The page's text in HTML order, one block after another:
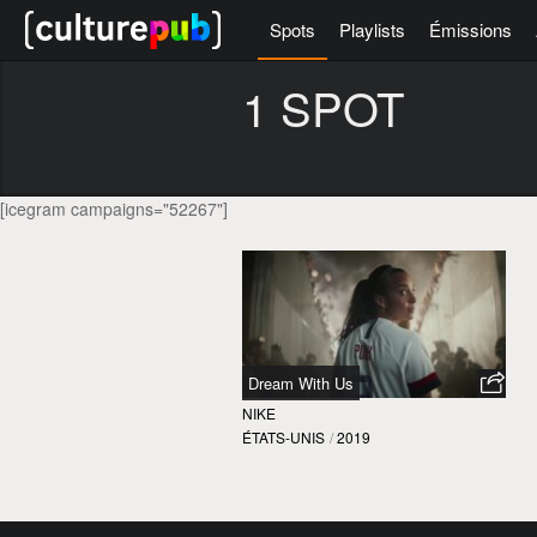
Spots Playlists Émissions
1 SPOT
[icegram campaigns="52267"]
Dream With Us
NIKE
ÉTATS-UNIS / 2019